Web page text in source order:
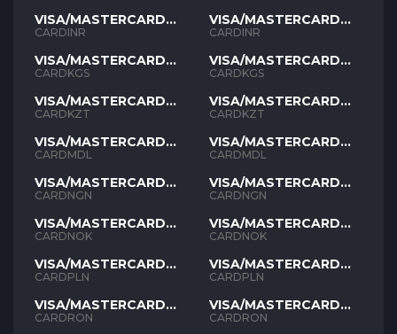
VISA/MASTERCARD
INR
CARDINR
VISA/MASTERCARD
KGS
CARDKGS
VISA/MASTERCARD
KZT
CARDKZT
VISA/MASTERCARD
MDL
CARDMDL
VISA/MASTERCARD
NGN
CARDNGN
VISA/MASTERCARD
NOK
CARDNOK
VISA/MASTERCARD
PLN
CARDPLN
VISA/MASTERCARD
RON
CARDRON
VISA/MASTERCARD
INR
CARDINR
VISA/MASTERCARD
KGS
CARDKGS
VISA/MASTERCARD
KZT
CARDKZT
VISA/MASTERCARD
MDL
CARDMDL
VISA/MASTERCARD
NGN
CARDNGN
VISA/MASTERCARD
NOK
CARDNOK
VISA/MASTERCARD
PLN
CARDPLN
VISA/MASTERCARD
RON
CARDRON